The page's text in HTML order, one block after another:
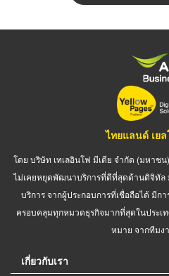
ไทยแลนด์ เยล
โดย บริษัท เทเลอินโฟ มีเดีย จำกัด (มหาชน
ไม่เคยหยุดพัฒนาบริการที่ดีที่สุดด้านดิจิทัล
บริการ จากผู้ประกอบการที่เชื่อถือได้ มีก
ครอบคลุมทุกหมวดธุรกิจมากที่สุดในประเ
หมาย จากทีม
เกี่ยวกับเรา